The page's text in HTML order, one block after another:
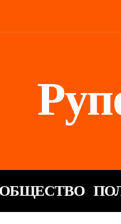
ОБЩЕСТВО